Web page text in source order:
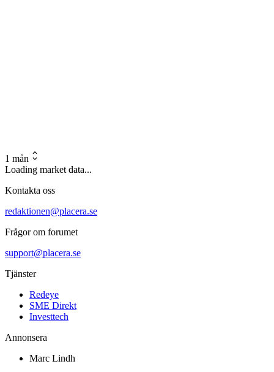
1 mån
Loading market data...
Kontakta oss
redaktionen@placera.se
Frågor om forumet
support@placera.se
Tjänster
Redeye
SME Direkt
Investtech
Annonsera
Marc Lindh